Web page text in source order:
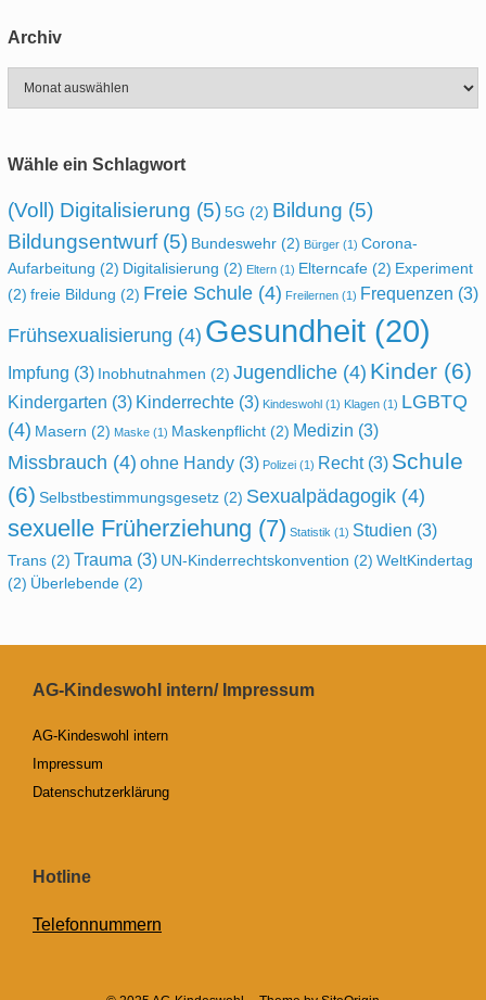
Archiv
Wähle ein Schlagwort
(Voll) Digitalisierung (5)5G (2) Bildung (5)
Bildungsentwurf(5) Bundeswehr (2) Bürger (1) Corona-
Aufarbeitung (2) Digitalisierung (2) Eltern (1) Elterncafe (2) Experiment
(2) freie Bildung (2) Freie Schule (4) Freilernen (1) Frequenzen (3)
Frühsexualisierung (4) Gesundheit (20)
Impfung (3) Inobhutnahmen (2) Jugendliche (4) Kinder (6)
Kindergarten (3) Kinderrechte (3) Kindeswohl (1) Klagen (1) LGBTQ
(4) Masern (2) Maske (1) Maskenpflicht (2) Medizin (3)
Missbrauch (4) ohne Handy (3) Polizei (1) Recht(3) Schule
(6) Selbstbestimmungsgesetz (2) Sexualpädagogik (4)
sexuelle Früherziehung (7) Statistik (1) Studien (3)
Trans (2) Trauma (3) UN-Kinderrechtskonvention (2) WeltKindertag
(2) Überlebende (2)
AG-Kindeswohl intern/ Impressum
AG-Kindeswohl intern
Impressum
Datenschutzerklärung
Hotline
Telefonnummern